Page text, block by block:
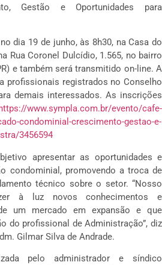
Gestão e Oportunidades para
dia 19 de junho, às 8h30, na Casa do
Rua Coronel Dulcídio, 1.565, no bairro
e também será transmitido on-line. A
profissionais registrados no Conselho
demais interessados. As inscrições
https://www.sympla.com.br/evento/cafe-
condominial-crescimento-gestao-e-
3456594
apresentar as oportunidades e
condominial, promovendo a troca de
técnico sobre o setor. “Nosso
à luz novos conhecimentos e
um mercado em expansão e que
do profissional de Administração”, diz
Gilmar Silva de Andrade.
pelo administrador e síndico